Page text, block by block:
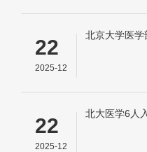
22
2025-12
北京大学医
22
2025-12
北大医学6人